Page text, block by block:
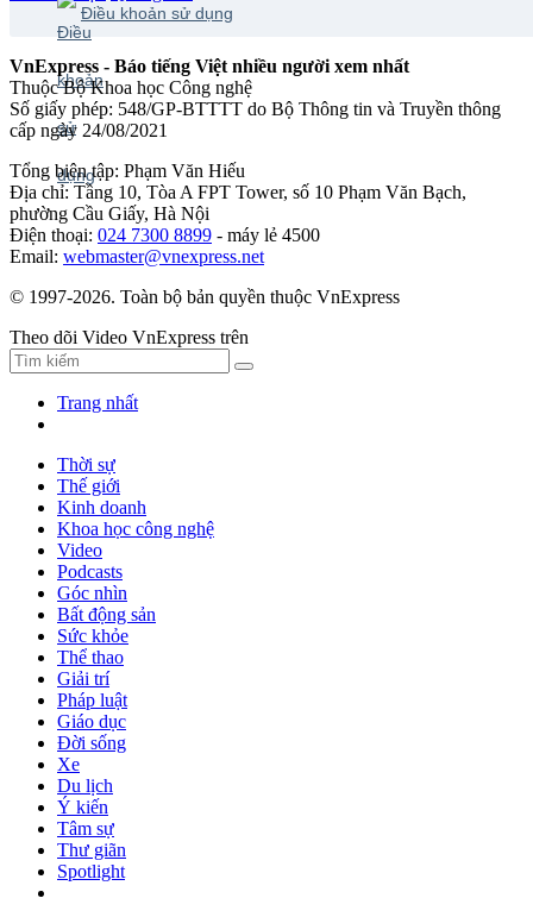
Điều khoản sử dụng
VnExpress - Báo tiếng Việt nhiều người xem nhất
Thuộc Bộ Khoa học Công nghệ
Số giấy phép: 548/GP-BTTTT do Bộ Thông tin và Truyền thông
cấp ngày 24/08/2021
Tổng biên tập: Phạm Văn Hiếu
Địa chỉ: Tầng 10, Tòa A FPT Tower, số 10 Phạm Văn Bạch,
phường Cầu Giấy, Hà Nội
Điện thoại: 024 7300 8899 - máy lẻ 4500
Email: webmaster@vnexpress.net
© 1997-2026. Toàn bộ bản quyền thuộc VnExpress
Theo dõi Video VnExpress trên
Trang nhất
Thời sự
Thế giới
Kinh doanh
Khoa học công nghệ
Video
Podcasts
Góc nhìn
Bất động sản
Sức khỏe
Thể thao
Giải trí
Pháp luật
Giáo dục
Đời sống
Xe
Du lịch
Ý kiến
Tâm sự
Thư giãn
Spotlight